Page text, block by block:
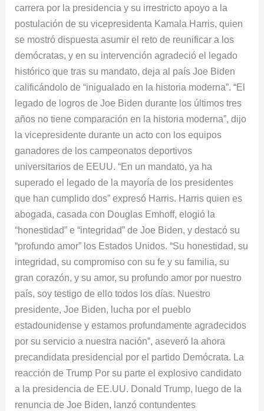
carrera por la presidencia y su irrestricto apoyo a la
postulación de su vicepresidenta Kamala Harris, quien
se mostró dispuesta asumir el reto de reunificar a los
demócratas, y en su intervención agradeció el legado
histórico que tras su mandato, deja al país Joe Biden
calificándolo de “inigualado en la historia moderna”. “El
legado de logros de Joe Biden durante los últimos tres
años no tiene comparación en la historia moderna”, dijo
la vicepresidente durante un acto con los equipos
ganadores de los campeonatos deportivos
universitarios de EEUU. “En un mandato, ya ha
superado el legado de la mayoría de los presidentes
que han cumplido dos” expresó Harris. Harris quien es
abogada, casada con Douglas Emhoff, elogió la
“honestidad” e “integridad” de Joe Biden, y destacó su
“profundo amor” los Estados Unidos. “Su honestidad, su
integridad, su compromiso con su fe y su familia, su
gran corazón, y su amor, su profundo amor por nuestro
país, soy testigo de ello todos los días. Nuestro
presidente, Joe Biden, lucha por el pueblo
estadounidense y estamos profundamente agradecidos
por su servicio a nuestra nación”, aseveró la ahora
precandidata presidencial por el partido Demócrata. La
reacción de Trump Por su parte el explosivo candidato
a la presidencia de EE.UU. Donald Trump, luego de la
renuncia de Joe Biden, lanzó contundentes